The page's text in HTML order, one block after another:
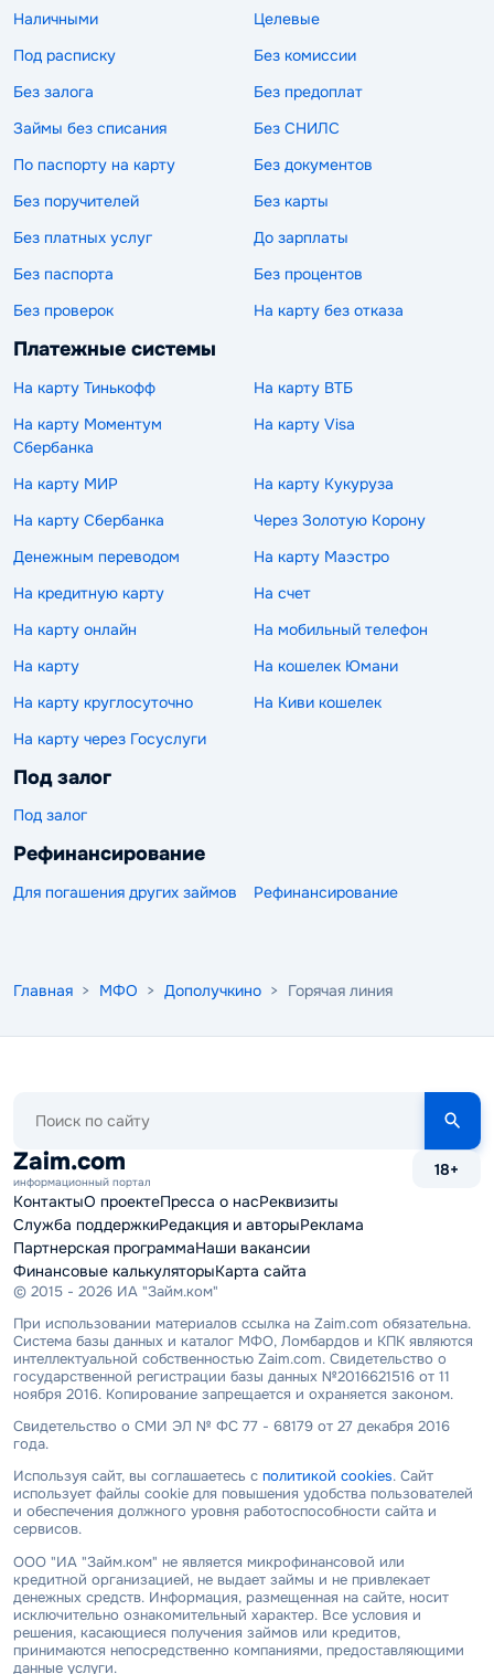
Наличными
Целевые
Под расписку
Без комиссии
Без залога
Без предоплат
Займы без списания
Без СНИЛС
По паспорту на карту
Без документов
Без поручителей
Без карты
Без платных услуг
До зарплаты
Без паспорта
Без процентов
Без проверок
На карту без отказа
Платежные системы
На карту Тинькофф
На карту ВТБ
На карту Моментум
Сбербанка
На карту Visa
На карту МИР
На карту Кукуруза
На карту Сбербанка
Через Золотую Корону
Денежным переводом
На карту Маэстро
На кредитную карту
На счет
На карту онлайн
На мобильный телефон
На карту
На кошелек Юмани
На карту круглосуточно
На Киви кошелек
На карту через Госуслуги
Под залог
Под залог
Рефинансирование
Для погашения других займов Рефинансирование
Главная > МФО > Дополучкино > Горячая линия
сайту
Zaim.com
информационный портал
18+
КонтактыО проектеПресса о насРеквизиты
Служба поддержкиРедакция и авторыРеклама
Партнерская программаНаши вакансии
Финансовые калькуляторыКарта сайта
© 2015 - 2026 ИА "Займ.ком"
При использовании материалов ссылка на Zaim.com обязательна.
Система базы данных и каталог МФО, Ломбардов и КПК являются
интеллектуальной собственностью Zaim.com. Свидетельство о
государственной регистрации базы данных №2016621516 от 11
ноября 2016. Копирование запрещается и охраняется законом.
Свидетельство о СМИ ЭЛ № ФС 77 - 68179 от 27 декабря 2016
года.
Используя сайт, вы соглашаетесь с политикой cookies. Сайт
использует файлы cookie для повышения удобства пользователей
и обеспечения должного уровня работоспособности сайта и
сервисов.
ООО "ИА "Займ.ком" не является микрофинансовой или
кредитной организацией, не выдает займы и не привлекает
денежных средств. Информация, размещенная на сайте, носит
исключительно ознакомительный характер. Все условия и
решения, касающиеся получения займов или кредитов,
принимаются непосредственно компаниями, предоставляющими
данные услуги.